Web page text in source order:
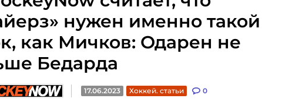
нужен именно такой
как Мичков: Одарен не
Бедарда
17.06.2023 Хоккей. статьи 0